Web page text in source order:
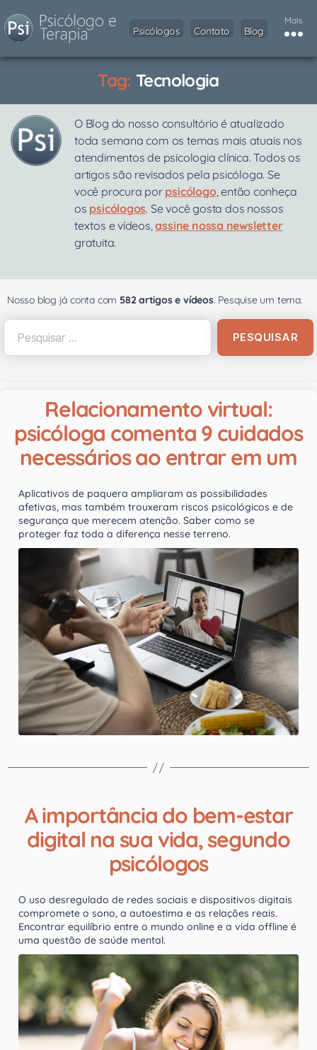
Psicólogos Contato Blog
Mais
Tag: Tecnologia
O Blog do nosso consultório é atualizado
toda semana com os temas mais atuais nos
atendimentos de psicologia clínica. Todos os
artigos são revisados pela psicóloga. Se
você procura por psicólogo, então conheça
os psicólogos. Se você gosta dos nossos
textos e vídeos,assine nossa newsletter
gratuita.
Nosso blog já conta com 582 artigos e vídeos. Pesquise um tema.
Relacionamento virtual:
psicóloga comenta 9 cuidados
necessários ao entrar em um
Aplicativos de paquera ampliaram as possibilidades
afetivas, mas também trouxeram riscos psicológicos e de
segurança que merecem atenção. Saber como se
proteger faz toda a diferença nesse terreno.
A importância do bem-estar
digital na sua vida, segundo
psicólogos
O uso desregulado de redes sociais e dispositivos digitais
compromete o sono, a autoestima e as relações reais.
Encontrar equilíbrio entre o mundo online e a vida offline é
uma questão de saúde mental.